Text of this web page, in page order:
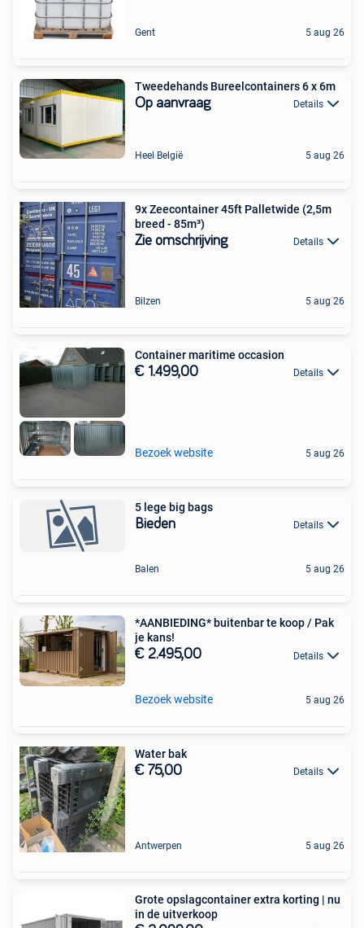
Gent 5 aug 26
Tweedehands Bureelcontainers 6 x 6m
Op aanvraag Details
Heel België 5 aug 26
9x Zeecontainer 45ft Palletwide (2,5m
breed - 85m³)
Zie omschrijving Details
Bilzen 5 aug 26
Container maritime occasion
€ 1.499,00 Details
Bezoek website 5 aug 26
5 lege big bags
Bieden Details
Balen 5 aug 26
*AANBIEDING* buitenbar te koop / Pak
je kans!
€ 2.495,00 Details
Bezoek website 5 aug 26
Water bak
€ 75,00 Details
Antwerpen 5 aug 26
Grote opslagcontainer extra korting | nu
in de uitverkoop